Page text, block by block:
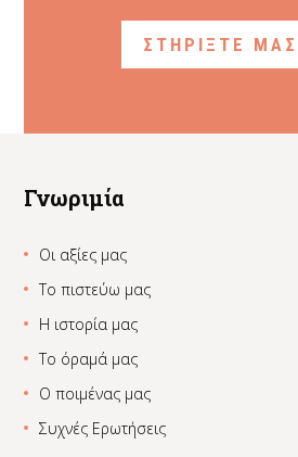
ΣΤΗΡΙΞΤΕ ΜΑΣ
Γνωριμία
Οι αξίες μας
Το πιστεύω μας
Η ιστορία μας
Το όραμά μας
Ο ποιμένας μας
Συχνές Ερωτήσεις